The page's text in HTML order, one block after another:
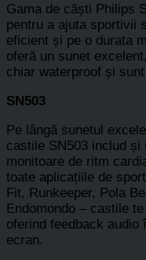
Gama de căști Philips
pentru a ajuta sportivii
eficient și pe o durata
oferă un sunet
chiar waterproof și
SN503
Pe lângă sunetul
castile SN503 includ
monitoare de ritm
toate aplicațiile de
Fit, Runkeeper, Pola
Endomondo – castile
oferind feedback
ecran.